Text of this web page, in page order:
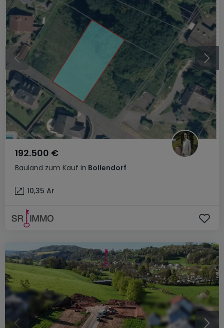
Bauland zum Kauf in Bollendorf
192.500 €
10,35 Ar